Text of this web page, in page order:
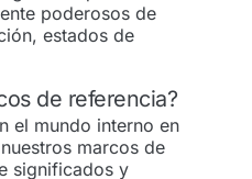
poderosos de
estados de
de referencia?
el mundo interno en
marcos de
significados y